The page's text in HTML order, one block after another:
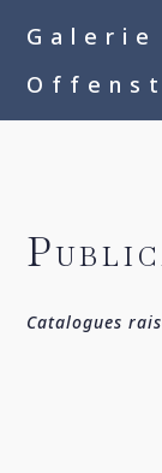
Galerie
Catalogues